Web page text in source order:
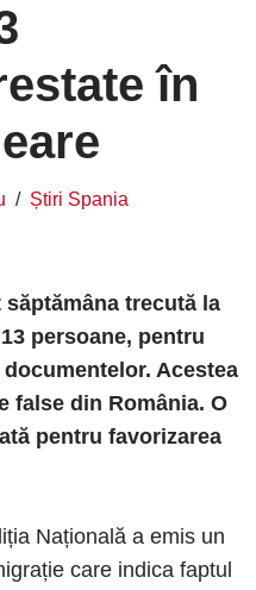
în
Știri Spania
trecută la
persoane, pentru
Acestea
false din România. O
pentru favorizarea
Națională a emis un
care indica faptul